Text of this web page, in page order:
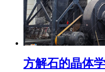
方解石的晶体